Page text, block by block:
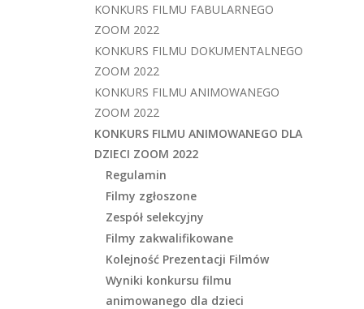
KONKURS FILMU FABULARNEGO
ZOOM 2022
KONKURS FILMU DOKUMENTALNEGO
ZOOM 2022
KONKURS FILMU ANIMOWANEGO
ZOOM 2022
KONKURS FILMU ANIMOWANEGO DLA
DZIECI ZOOM 2022
Regulamin
Filmy zgłoszone
Zespół selekcyjny
Filmy zakwalifikowane
Kolejność Prezentacji Filmów
Wyniki konkursu filmu
animowanego dla dzieci